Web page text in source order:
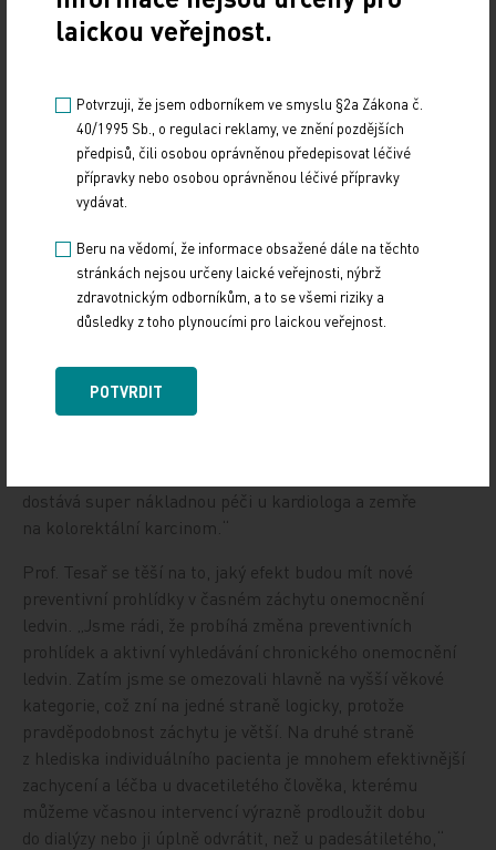
kardiologie,“ popsal například MUDr. Šonka. „Počty
Připomněl, že bariérou vracení stabilizovaných pacientů
od ambulantního specialisty do péče praktika je mimo jiné
úhradový mechanismus, který nutí specialisty si alespoň
část pacientů s nižšími náklady v péči nechávat, aby
abychom se zamysleli s plátci péče, jak usnadnit příchod
pacienta, který je komplikovaný a akutní, a návrat
nekomplikovaných k praktickým lékařům. To je
upozorňuje Linhart. Návrat do péče praktika je podle něj
zásadní nejen z hlediska efektivity, ale i kvality, protože
pacienti, kteří pravidelně chodí ke specialistovi, často
dostává super nákladnou péči u kardiologa a zemře
na kolorektální karcinom.“
Prof. Tesař se těší na to, jaký efekt budou mít nové
preventivní prohlídky v časném záchytu onemocnění
ledvin. „Jsme rádi, že probíhá změna preventivních
prohlídek a aktivní vyhledávání chronického onemocnění
ledvin. Zatím jsme se omezovali hlavně na vyšší věkové
kategorie, což zní na jedné straně logicky, protože
pravděpodobnost záchytu je větší. Na druhé straně
z hlediska individuálního pacienta je mnohem efektivnější
zachycení a léčba u dvacetiletého člověka, kterému
můžeme včasnou intervencí výrazně prodloužit dobu
do dialýzy nebo ji úplně odvrátit, než u padesátiletého,“
laickou veřejnost.
Potvrzuji, že jsem odborníkem ve smyslu §2a Zákona č.
40/1995 Sb., o regulaci reklamy, ve znění pozdějších
předpisů, čili osobou oprávněnou předepisovat léčivé
přípravky nebo osobou oprávněnou léčivé přípravky
vydávat.
Beru na vědomí, že informace obsažené dále na těchto
stránkách nejsou určeny laické veřejnosti, nýbrž
zdravotnickým odborníkům, a to se všemi riziky a
důsledky z toho plynoucími pro laickou veřejnost.
POTVRDIT